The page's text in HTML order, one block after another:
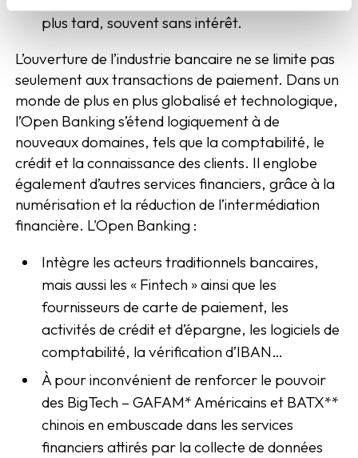
plus tard, souvent sans intérêt.
L’ouverture de l’industrie bancaire ne se limite pas
seulement aux transactions de paiement. Dans un
monde de plus en plus globalisé et technologique,
l’Open Banking s’étend logiquement à de
nouveaux domaines, tels que la comptabilité, le
crédit et la connaissance des clients. Il englobe
également d’autres services financiers, grâce à la
numérisation et la réduction de l’intermédiation
financière. L'Open Banking :
Intègre les acteurs traditionnels bancaires,
mais aussi les « Fintech » ainsi que les
fournisseurs de carte de paiement, les
activités de crédit et d’épargne, les logiciels de
comptabilité, la vérification d’IBAN…
À pour inconvénient de renforcer le pouvoir
des BigTech – GAFAM* Américains et BATX**
chinois en embuscade dans les services
financiers attirés par la collecte de données